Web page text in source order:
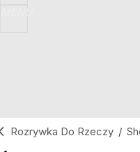
Rozrywka Do Rzeczy /